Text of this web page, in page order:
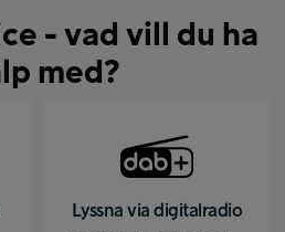
- vad vill du ha
med?
Lyssna via digitalradio